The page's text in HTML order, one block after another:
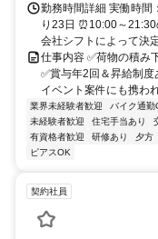
勤務時間詳細 実働時間
り23日 ⏰10:00～
会社シフトによって決
仕事内容 ✅荷物の積み
✅賞与年2回＆昇給制
イベント案件にも携わ
業界未経験者歓迎 バイク通勤
未経験者歓迎
住宅手当あり
有資格者歓迎
研修あり 夕方
ピアスOK
契約社員